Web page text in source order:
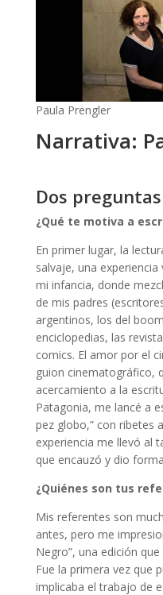
Paula Prengler
Narrativa:
Dos preguntas
¿Qué te motiva a
En primer lugar, la
salvaje, una
mi infancia, donde
de mis padres
argentinos, los del
enciclopedias, las
comics. El amor por el
guion cinematográfico,
acercamiento a la
Patagonia, me lancé a
pez globo,” con ribetes
experiencia me llevó al
que encauzó y dio
¿Quiénes son tus
Mis referentes son
antes, pero me
Negro”, una edición
Fue la primera vez que
implicaba el trabajo de